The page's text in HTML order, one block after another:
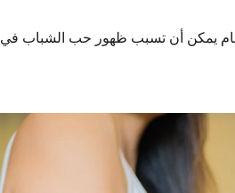
يمكن أن تسبب ظهور حب الشباب في